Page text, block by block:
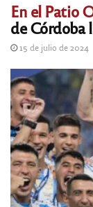
En el Patio
de Córdoba
15 de julio de 2024